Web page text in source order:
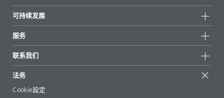
所有产品
重点推荐
新闻
新闻和媒体
地区和分销商
展会和活动
可持续发展
可持续产品
成功案例
EcoVadis
认证
服务
起始配方
文章
电子书
联系我们
法务
Cookie設定